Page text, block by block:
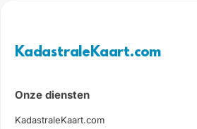
KadastraleKaart.com
Onze diensten
KadastraleKaart.com